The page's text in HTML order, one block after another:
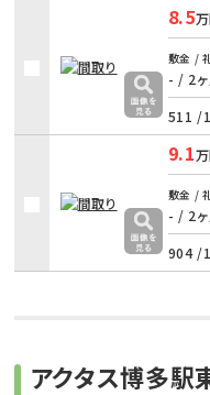
8.5
敷金 /
- / 2
511 /
9.1
敷金 /
- / 2
904 /
アクタス博多駅